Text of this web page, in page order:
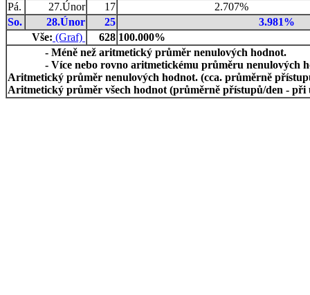
Pá.
27.Únor 17
2.707%
So.
28.Únor 25
3.981%
Vše: (Graf) 628 100.000%
- Méně než aritmetický průměr nenulových hodnot.
- Více nebo rovno aritmetickému průměru nenulových
Aritmetický průměr nenulových hodnot. (cca. průměrně
Aritmetický průměr všech hodnot (průměrně přístupů/den - při